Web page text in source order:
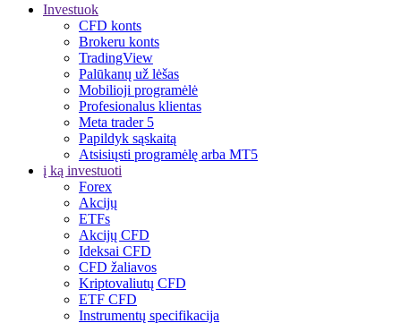
Investuok
CFD konts
Brokeru konts
TradingView
Palūkanų už lėšas
Mobilioji programėlė
Profesionalus klientas
Meta trader 5
Papildyk sąskaitą
Atsisiųsti programėlę arba MT5
į ką investuoti
Forex
Akcijų
ETFs
Akcijų CFD
Ideksai CFD
CFD žaliavos
Kriptovaliutų CFD
ETF CFD
Instrumentų specifikacija